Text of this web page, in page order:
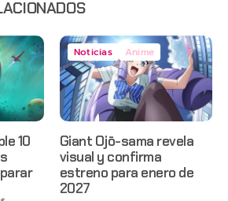
10
Noticias Anime
Giant Ojō-sama revela
visual y confirma
estreno para enero de
2027